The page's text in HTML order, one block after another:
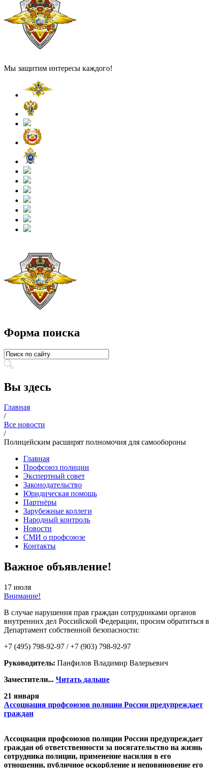
Мы защитим интересы каждого!
Форма поиска
Вы здесь
Главная
/
Все новости
/
Полицейским расширят полномочия для самообороны
Главная
Профсоюз полиции
Экспертный совет
Законодательство
Юридическая помощь
Партнёры
Зарубежные коллеги
Народный контроль
Новости
СМИ о профсоюзе
Контакты
Важное объявление!
17 июля
Внимание!
В случае нарушения прав граждан сотрудниками органов
внутренних дел Российской Федерации, просим обратиться в
Департамент собственной безопасности:
+7 (495) 798-92-97 / +7 (903) 798-92-97
Руководитель: Панфилов Владимир Валерьевич
Заместители... Читать дальше
21 января
Ассоциация профсоюзов полиции России предупреждает
граждан
Ассоциация профсоюзов полиции России предупреждает
граждан об ответственности за посягательство на жизнь
сотрудника полиции, применение насилия в его
отношении, публичное оскорбление и неповиновение его